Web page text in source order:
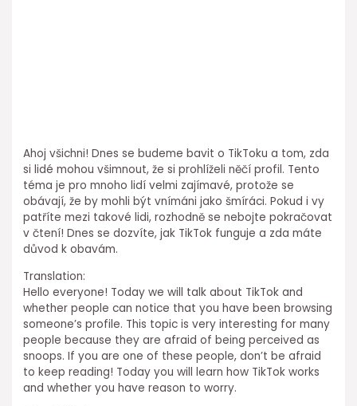
Ahoj všichni! Dnes se budeme bavit o TikToku a tom, zda
si lidé mohou všimnout, že si prohlíželi něčí profil. Tento
téma je pro mnoho lidí velmi zajímavé, protože se
obávají, že by mohli být vnímáni jako šmíráci. Pokud i vy
patříte mezi takové lidi, rozhodně se nebojte pokračovat
v čtení! Dnes se dozvíte, jak TikTok funguje a zda máte
důvod k obavám.
Translation:
Hello everyone! Today we will talk about TikTok and
whether people can notice that you have been browsing
someone’s profile. This topic is very interesting for many
people because they are afraid of being perceived as
snoops. If you are one of these people, don’t be afraid
to keep reading! Today you will learn how TikTok works
and whether you have reason to worry.